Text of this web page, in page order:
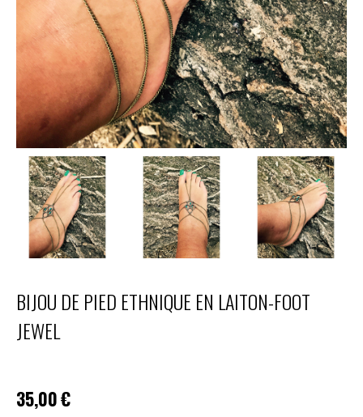
BIJOU DE PIED ETHNIQUE EN LAITON-FOOT
JEWEL
35,00€